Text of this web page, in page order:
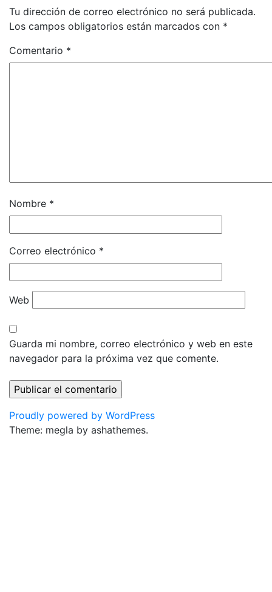
Tu dirección de correo electrónico no será publicada.
Los campos obligatorios están marcados con *
Comentario *
Nombre *
Correo electrónico *
Web
Guarda mi nombre, correo electrónico y web en este
navegador para la próxima vez que comente.
Proudly powered by WordPress
Theme: megla by ashathemes.